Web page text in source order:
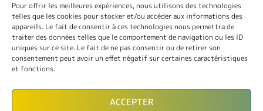
Pour offrir les meilleures expériences, nous utilisons des technologies
telles que les cookies pour stocker et/ou accéder aux informations des
appareils. Le fait de consentir à ces technologies nous permettra de
traiter des données telles que le comportement de navigation ou les ID
uniques sur ce site. Le fait de ne pas consentir ou de retirer son
consentement peut avoir un effet négatif sur certaines caractéristiques
et fonctions.
ACCEPTER
COURS
LANGUES
CONFÉRENCES
SORTIES
L’ASSOCIATION